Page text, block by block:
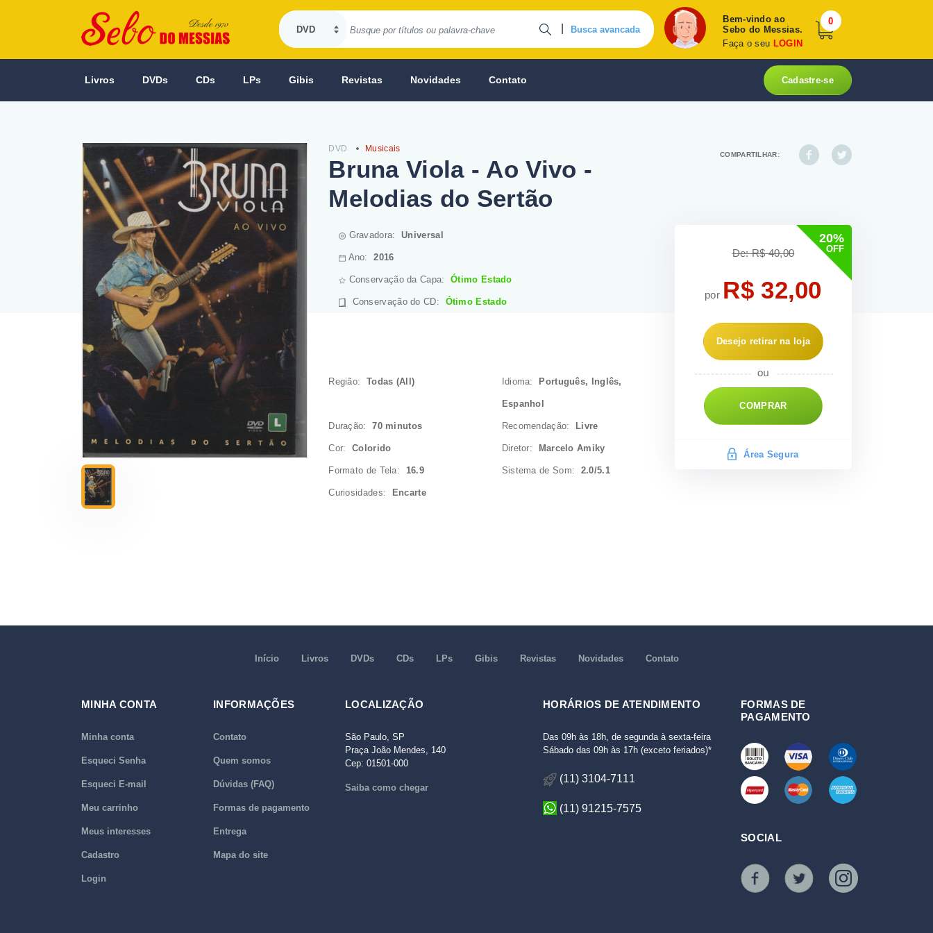
Busca avancada
Bem-vindo ao
Sebo do Messias.
Faça o seu LOGIN
0
Livros DVDs CDs LPs Gibis Revistas Novidades Contato Cadastre-se
DVD Musicais
Bruna Viola - Ao Vivo -
Melodias do Sertão
Gravadora:Universal
Ano:2016
Conservação da Capa:Ótimo Estado
Conservação do CD: Ótimo Estado
Região: Todas (All) Idioma: Português, Inglês,
Espanhol
Duração:70 minutos Recomendação: Livre
Cor:Colorido Diretor: Marcelo Amiky
Formato de Tela: 16.9 Sistema de Som: 2.0/5.1
Curiosidades: Encarte
COMPARTILHAR:
20%
OFF
De: R$ 40,00
por R$ 32,00
Desejo retirar na loja
COMPRAR
Área Segura
Início Livros DVDs CDs LPs Gibis Revistas Novidades Contato
MINHA CONTA
Minha conta
Esqueci Senha
Esqueci E-mail
Meu carrinho
Meus interesses
Cadastro
Login
INFORMAÇÕES
Contato
Quem somos
Dúvidas (FAQ)
Formas de pagamento
Entrega
Mapa do site
LOCALIZAÇÃO
São Paulo, SP
Praça João Mendes, 140
Cep: 01501-000
Saiba como chegar
HORÁRIOS DE ATENDIMENTO
Das 09h às 18h, de segunda à sexta-feira
Sábado das 09h às 17h (exceto feriados)*
(11) 3104-7111
(11) 91215-7575
FORMAS DE
PAGAMENTO
SOCIAL